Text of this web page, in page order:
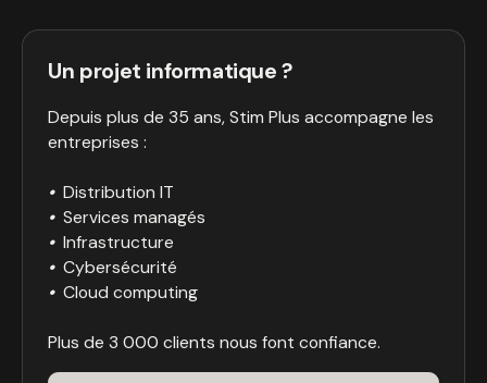
Un projet informatique ?
Depuis plus de 35 ans, Stim Plus accompagne les
entreprises :
•Distribution IT
•Services managés
• Infrastructure
•Cybersécurité
•Cloud computing
Plus de 3 000 clients nous font confiance.